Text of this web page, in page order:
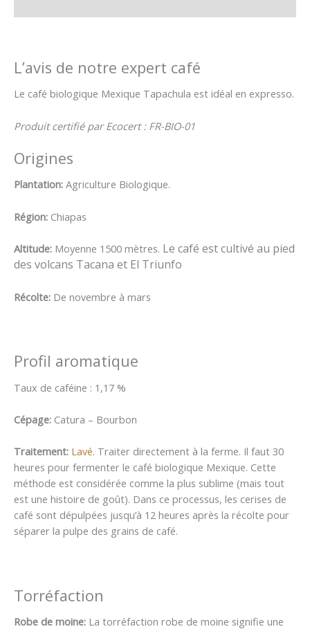
L’avis de notre expert café
Le café biologique Mexique Tapachula est idéal en expresso.
Produit certifié par Ecocert : FR-BIO-01
Origines
Plantation: Agriculture Biologique.
Région: Chiapas
Altitude: Moyenne 1500 mètres. Le café est cultivé au pied
des volcans Tacana et El Triunfo
Récolte: De novembre à mars
Profil aromatique
Taux de caféine : 1,17 %
Cépage: Catura – Bourbon
Traitement: Lavé. Traiter directement à la ferme. Il faut 30
heures pour fermenter le café biologique Mexique. Cette
méthode est considérée comme la plus sublime (mais tout
est une histoire de goût). Dans ce processus, les cerises de
café sont dépulpées jusqu’à 12 heures après la récolte pour
séparer la pulpe des grains de café.
Torréfaction
Robe de moine: La torréfaction robe de moine signifie une